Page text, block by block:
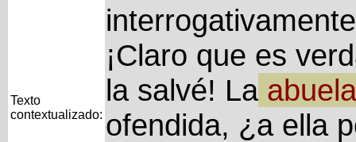
Texto
contextualizado:
¡Claro que es
la salvé! Laabuela
ofendida, ¿a ella